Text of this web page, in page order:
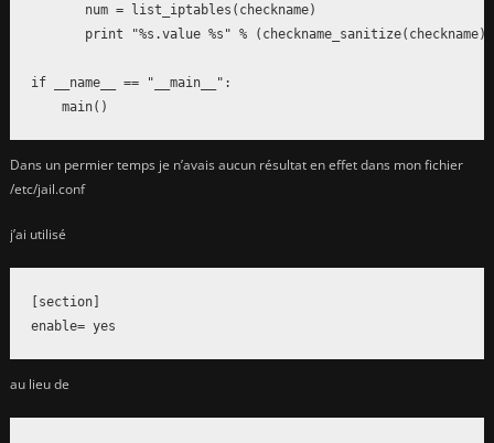
       num = list_iptables(checkname)
print "%s.value %s" %
if __name__ == "__main__":
    main()
Dans un permier temps je n’avais aucun résultat en effet dans mon fichier
/etc/jail.conf
j’ai utilisé
[section]
enable= yes
au lieu de